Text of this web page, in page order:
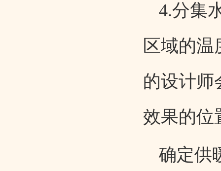
4.分集
区域的
的设计师
效果的位
确定供